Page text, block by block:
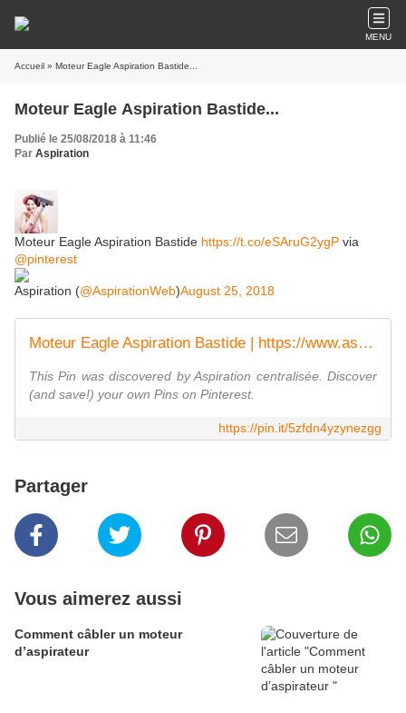
MENU
Accueil » Moteur Eagle Aspiration Bastide...
Moteur Eagle Aspiration Bastide...
Publié le 25/08/2018 à 11:46
Par Aspiration
Moteur Eagle Aspiration Bastide https://t.co/eSAruG2ygP via
@pinterest
Aspiration (@AspirationWeb)August 25, 2018
Moteur Eagle Aspiration Bastide | https://www.aspiration-web.fr | Pinterest
This Pin was discovered by Aspiration centralisée. Discover
(and save!) your own Pins on Pinterest.
https://pin.it/5zfdn4yzynezgg
Partager
Vous aimerez aussi
Comment câbler un moteur
d’aspirateur